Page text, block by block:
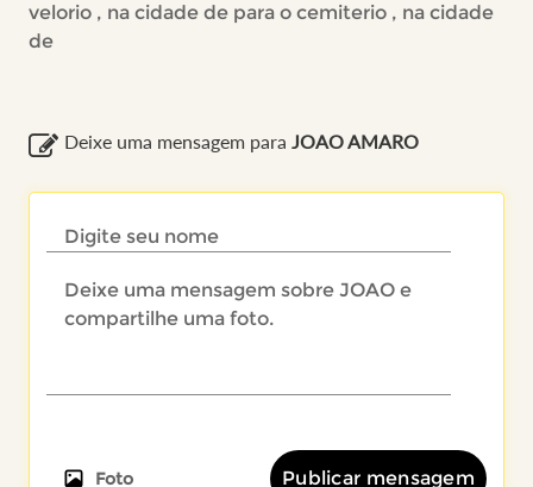
velorio , na cidade de para o cemiterio , na cidade
de
Deixe uma mensagem para JOAO AMARO
Foto Publicar mensagem